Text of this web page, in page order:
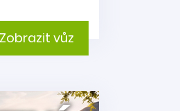
Zobrazit vůz